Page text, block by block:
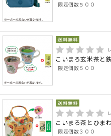
限定個数５００
こいまろ玄米茶と
限定個数５００
こいまろ茶とひま
限定個数３００